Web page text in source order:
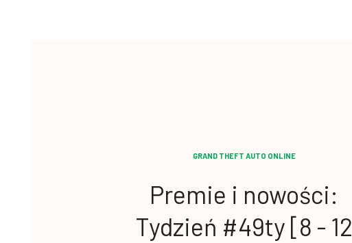
GRAND THEFT AUTO ONLINE
Premie i nowości:
Tydzień #49ty [8 - 12